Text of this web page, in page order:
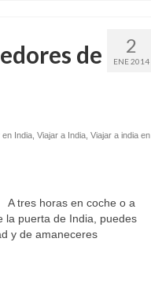
2
ENE 2014
de
India, Viajar a India, Viajar a india en
tres horas en coche o a
la puerta de India, puedes
y de amaneceres